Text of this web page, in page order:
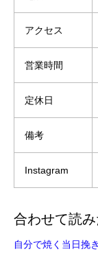
アクセス
営業時間
定休日
備考
Instagram
合わせて読
自分で焼く当日挽